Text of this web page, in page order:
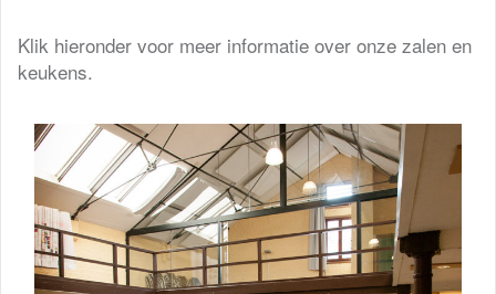
Klik hieronder voor meer informatie over onze zalen en
keukens.